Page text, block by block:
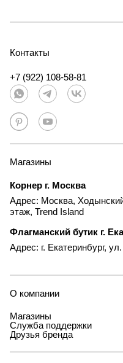
Контакты
+7 (922) 108-58-81
Магазины
Корнер г. Москва
Адрес: Москва,
этаж, Trend Island
Флагманский бутик г.
Адрес: г. Екатеринбург,
О компании
Магазины
Служба поддержки
Друзья бренда